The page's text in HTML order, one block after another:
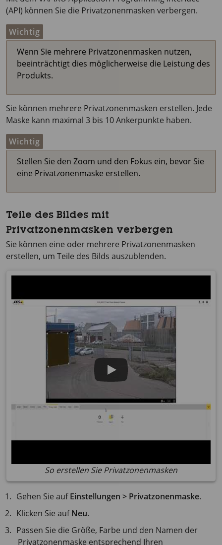
(API) können Sie die Privatzonenmasken verbergen.
Wichtig
Wenn Sie mehrere Privatzonenmasken nutzen,
beeinträchtigt dies möglicherweise die Leistung des
Produkts.
Sie können mehrere Privatzonenmasken erstellen. Jede
Maske kann maximal 3 bis 10 Ankerpunkte haben.
Wichtig
Stellen Sie den Zoom und den Fokus ein, bevor Sie
eine Privatzonenmaske erstellen.
Teile des Bildes mit
Privatzonenmasken verbergen
Sie können eine oder mehrere Privatzonenmasken
erstellen, um Teile des Bilds auszublenden.
So erstellen Sie Privatzonenmasken
Gehen Sie aufEinstellungen > Privatzonenmaske.
Klicken Sie aufNeu.
Passen Sie die Größe, Farbe und den Namen der
Privatzonenmaske entsprechend Ihren